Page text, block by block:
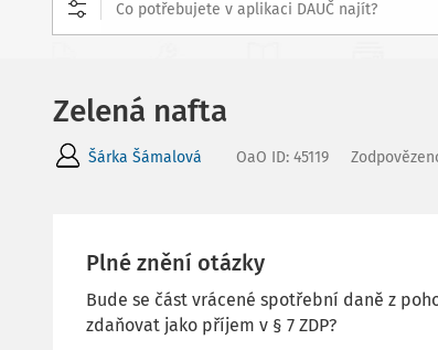
Zelená nafta
Šárka Šámalová OaO ID: 45119
Plné znění otázky
Bude se část vrácené spotřební daně z
zdaňovat jako příjem v § 7 ZDP?